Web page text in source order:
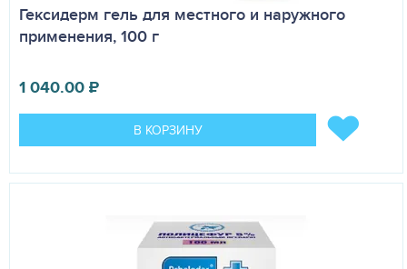
Гексидерм гель для местного и наружного
применения, 100 г
1 040.00₽
В КОРЗИНУ